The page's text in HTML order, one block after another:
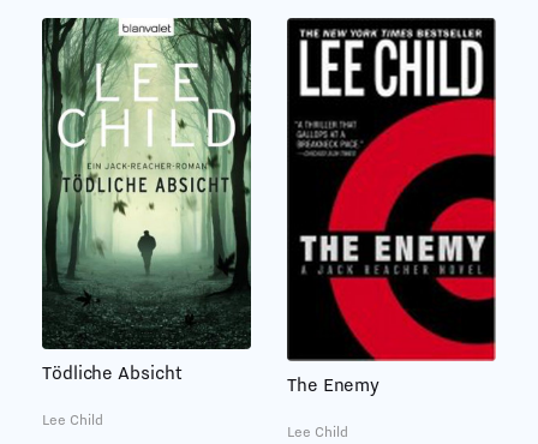
Tödliche Absicht
Lee Child
The Enemy
Lee Child